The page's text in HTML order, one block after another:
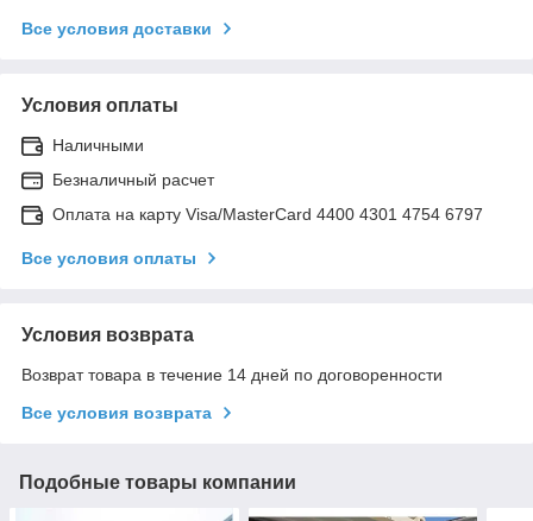
Все условия доставки
Условия оплаты
Наличными
Безналичный расчет
Оплата на карту Visa/MasterCard 4400 4301 4754 6797
Все условия оплаты
Условия возврата
Возврат товара в течение 14 дней по договоренности
Все условия возврата
Подобные товары компании